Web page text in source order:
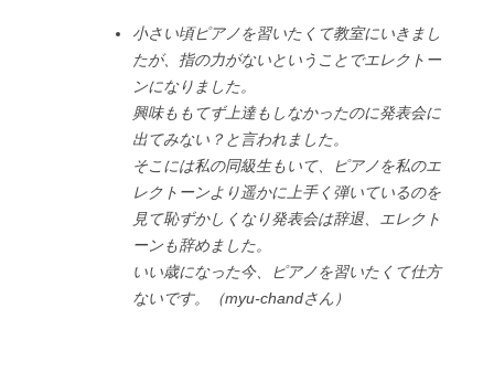
小さい頃ピアノを習いたくて教室にいきまし
たが、指の力がないということでエレクトー
ンになりました。
興味ももてず上達もしなかったのに発表会に
出てみない？と言われました。
そこには私の同級生もいて、ピアノを私のエ
レクトーンより遥かに上手く弾いているのを
見て恥ずかしくなり発表会は辞退、エレクト
ーンも辞めました。
いい歳になった今、ピアノを習いたくて仕方
ないです。（myu-chandさん）